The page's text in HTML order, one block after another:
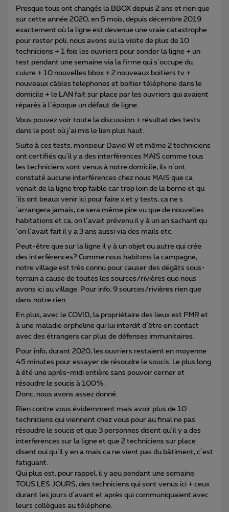
Presque tous ont changés la BBOX depuis 2 ans et rien que
sur cette année 2020, en 5 mois, depuis décembre 2019
exactement où la ligne est devenue une vraie catastrophe
pour rester poli, nous avons eu la visite de plus de 10
techniciens + 1 fois les ouvriers pour sonder la ligne + un
test pendant une semaine via la firme qui s´occupe du
cuivre + 10 nouvelles bbox + 2 nouveaux boitiers tv +
nouveaux câbles telephones et boitier téléphone dans le
domicile + le LAN fait sur place par les ouvriers qui avaient
réparés à l´époque un défaut de ligne.
Vous pouvez voir toute la discussion + résultat des tests
dans le post où j´ai mis le lien plus haut.
Suite à ces tests, monsieur David W et même 2 techniciens
ont certifiés qu´il y a des interférences MAIS comme tous
les techniciens sont venus à notre domicile, ils n´ont
constaté aucune interférences chez nous MAIS que ca
venait de la ligne trop faible car trop loin de la borne et qu
´ils ont beaux venir ici pour faire x et y tests, ca ne s
´arrangera jamais, ce sera même pire vu que de nouvelles
habitations et ca, on l´avait prévenu il y à un an sachant qu
´on l´avait fait il y a 3 ans aussi via des mails etc.
Peut-être que sur la ligne il y à un objet ou autre qui crée
des interférences? Comme nous habitons la campagne,
notre village est très connu pour causer des dégâts sous-
terrain a cause de toutes les sources/rivières que nous
avons ici au village. Pour info, 9 sources/rivières rien que
dans notre rien.
En plus, avec le COVID, la propriétaire des lieux est PMR et
à une maladie orpheline qui lui interdit d´être en contact
avec des étrangers car plus de défenses immunitaires.
Pour info, durant 2020, les ouvriers restaient en moyenne
45 minutes pour essayer de résoudre le soucis. Le plus long
à été une après-midi entière sans pouvoir cerner et
résoudre le soucis à 100%.
Donc, nous avons assez donné.
Rien contre vous évidemment mais avoir plus de 10
techniciens qui viennent chez vous pour au final ne pas
résoudre le soucis et que 3 personnes disent qu´il y a des
interferences sur la ligne et que 2 techniciens sur place
disent oui qu´il y en a mais ca ne vient pas du bâtiment, c´est
fatiguant.
Qui plus est, pour rappel, il y aeu pendant une semaine
TOUS LES JOURS, des techniciens qui sont venus ici + ceux
durant les jours d´avant et après qui communiquaient avec
leurs collègues au téléphone.